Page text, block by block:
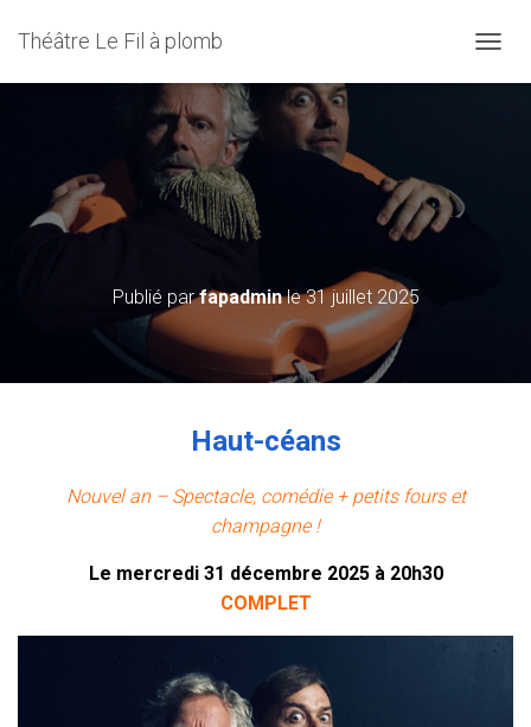
Théâtre Le Fil à plomb
É
Nouvel an ! – Haut-céans – Le
mercredi 31 décembre 2025 à
20h30 – COMPLET
Publié parfapadminle31 juillet 2025
Haut-céans
Nouvel an – Spectacle, comédie + petits fours et
champagne !
Le mercredi 31 décembre 2025 à 20h30
COMPLET